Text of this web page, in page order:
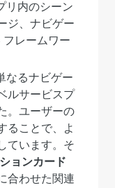
リ内のシーン
ジ、ナビゲー
フレームワー
なるナビゲー
ルサービスプ
。ユーザーの
ることで、よ
ています。そ
ョンカード
合わせた関連